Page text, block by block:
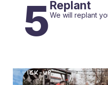
5Replant
We will replant
PICK-UP